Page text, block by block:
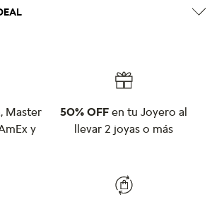
Master
y
50% OFF en tu Joyero al
llevar 2 joyas o más